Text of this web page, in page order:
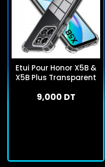
Etui Pour Honor X5B &
X5B Plus Transparent
9,000 DT